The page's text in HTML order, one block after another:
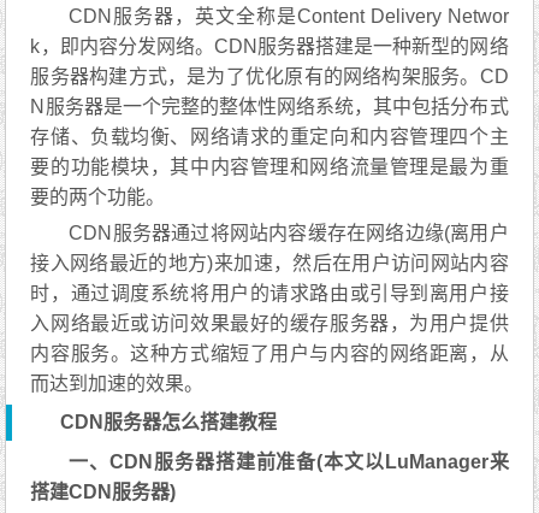
CDN服务器，英文全称是Content Delivery Networ
k，即内容分发网络。CDN服务器搭建是一种新型的网络
服务器构建方式，是为了优化原有的网络构架服务。CD
N服务器是一个完整的整体性网络系统，其中包括分布式
存储、负载均衡、网络请求的重定向和内容管理四个主
要的功能模块，其中内容管理和网络流量管理是最为重
要的两个功能。
CDN服务器通过将网站内容缓存在网络边缘(离用户
接入网络最近的地方)来加速，然后在用户访问网站内容
时，通过调度系统将用户的请求路由或引导到离用户接
入网络最近或访问效果最好的缓存服务器，为用户提供
内容服务。这种方式缩短了用户与内容的网络距离，从
而达到加速的效果。
CDN服务器怎么搭建教程
一、CDN服务器搭建前准备(本文以LuManager来
搭建CDN服务器)